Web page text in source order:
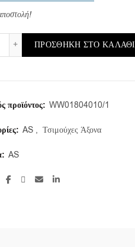
AS/g1/18X40X10 (1 τμ.) ποσότητα
ΠΡΟΣΘΉΚΗ ΣΤΟ ΚΑΛΆΘΙ
προϊόντος: WW01804010/1
AS , Τσιμούχες Άξονα
AS